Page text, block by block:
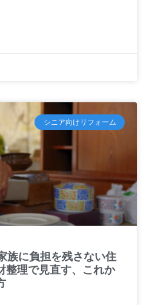
シニア向けリフォーム
族に負担を残さない住
整理で見直す、これか